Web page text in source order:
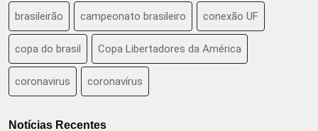
brasileirão campeonato brasileiro conexão UF
copa do brasil Copa Libertadores da América
coronavirus coronavírus
Notícias Recentes